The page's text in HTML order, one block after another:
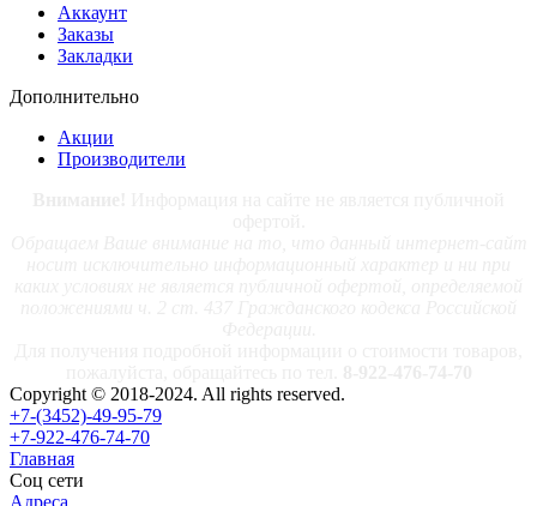
Аккаунт
Заказы
Закладки
Дополнительно
Акции
Производители
Copyright © 2018-2024. All rights reserved.
+7-(3452)-49-95-79
+7-922-476-74-70
Главная
Соц сети
Адреса